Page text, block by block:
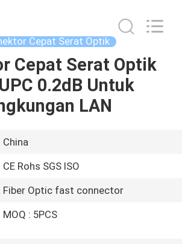
Cepat Serat Optik
Cepat Serat Optik
0.2dB Untuk
LAN
China
CE Rohs SGS ISO
Fiber Optic fast connector
MOQ : 5PCS